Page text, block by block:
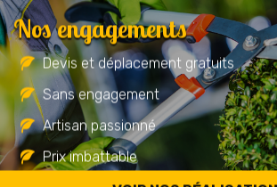
Nos engagements
Devis et déplacement gratuits
Sans engagement
Artisan passionné
Prix imbattable